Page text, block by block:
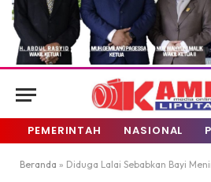
PEMERINTAH NASIONAL
Beranda » Diduga Lalai Sebabkan Bayi Meninggal, RSUD